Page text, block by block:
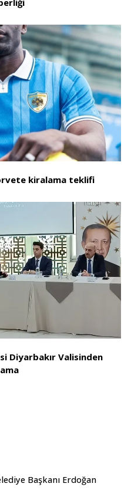
kiralama teklifi
Diyarbakır Valisinden
Başkanı Erdoğan